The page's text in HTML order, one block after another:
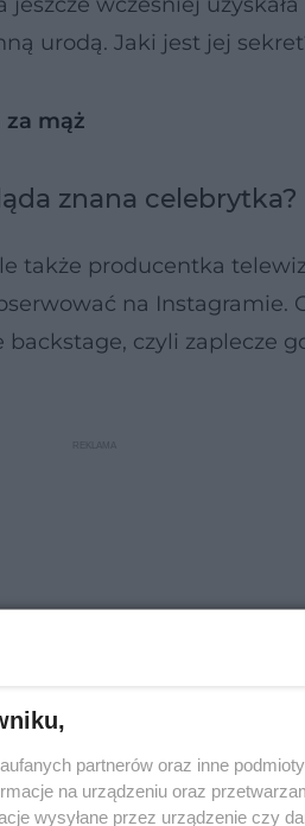
urodą. Jaki jest jej
za mąż
znana celebrytka?
także producentka
na
czyli zaplecze
czyli bez makijażu.
partnerów oraz inne
na urządzeniu oraz
wysyłane przez urządzenie czy